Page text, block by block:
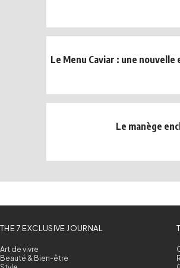
Le Menu Caviar : une
Le manège
THE 7 EXCLUSIVE JOURNAL
Art de vivre
Beauté & Bien-être